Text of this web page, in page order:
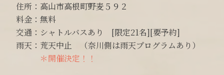
住所：高山市高根町野麦５９２
料金：無料
交通：シャトルバスあり [限定21名][要予約]
雨天：荒天中止 （奈川側は雨天プログラムあり）
＊開催決定！！